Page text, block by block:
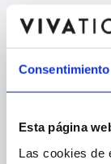
Consentimiento
Esta página
Las cookies de